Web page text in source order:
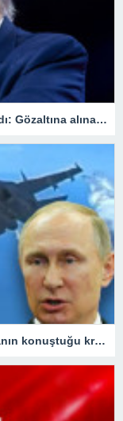
Trump sosyal medya hesabından açıkladı: Gözaltına alınacağım
Rusya buldu, ABD’yi korku sardı! Dünyanın konuştuğu krizde kilit ülke Türkiye oldu